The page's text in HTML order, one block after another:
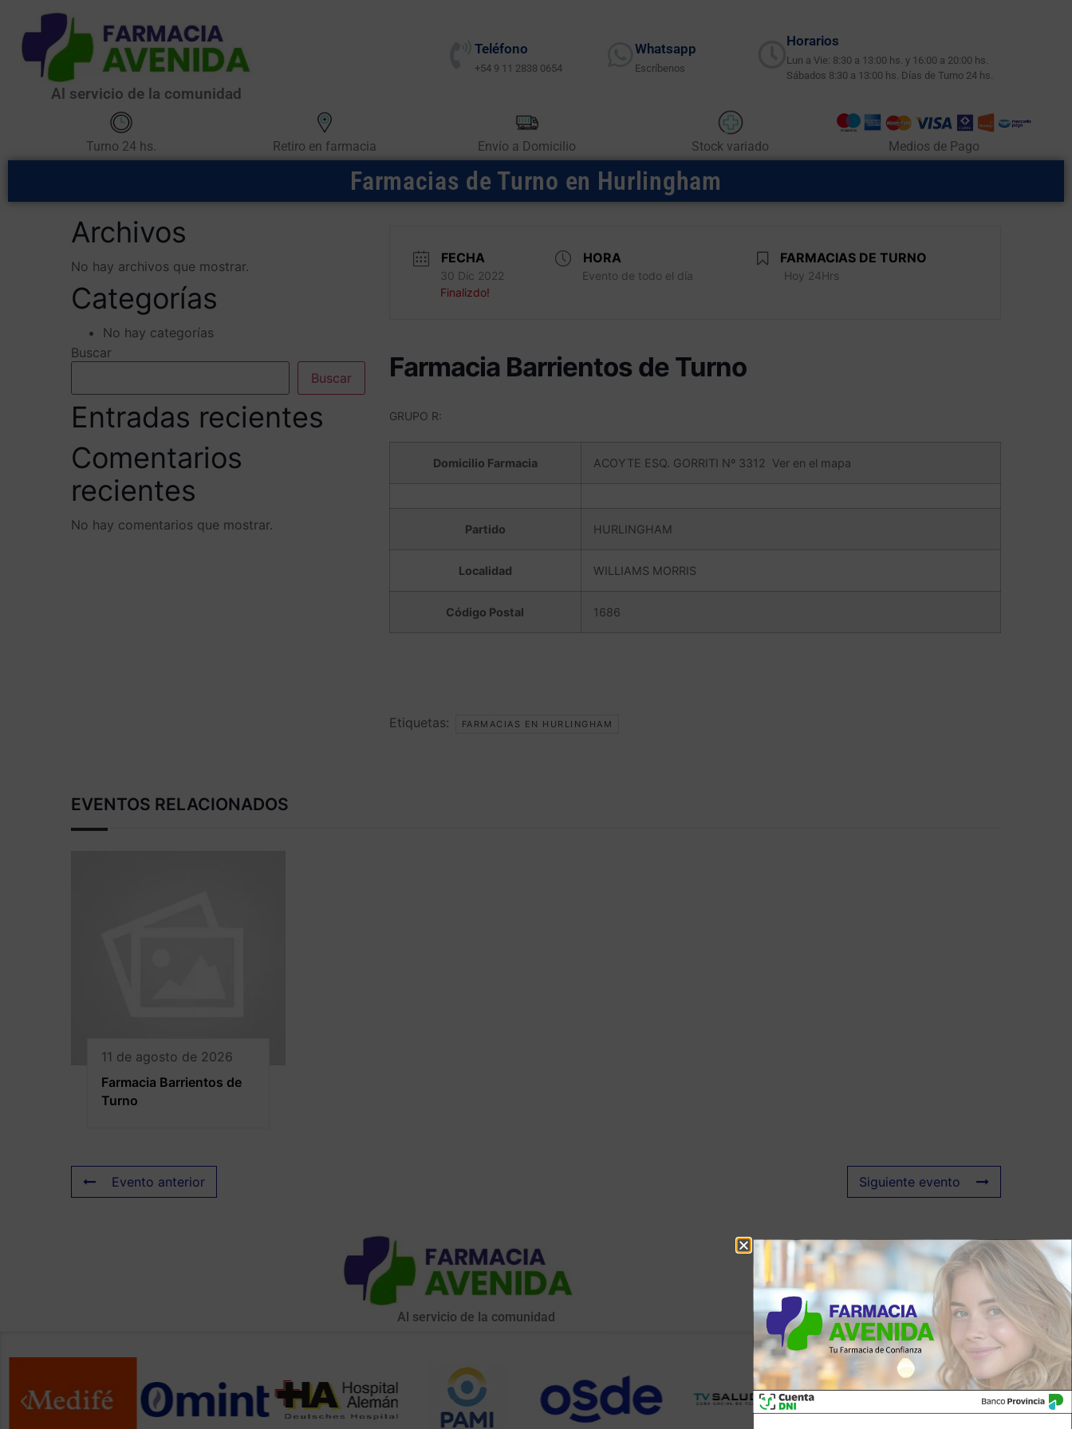
Al servicio de la comunidad
Teléfono
+54 9 11 2838 0654
Whatsapp
Escríbenos
Horarios
Lun a Vie: 8:30 a 13:00 hs. y 16:00 a 20:00 hs.
Sábados 8:30 a 13:00 hs. Días de Turno 24 hs.
Turno 24 hs. Retiro en farmacia Envío a Domicilio Stock variado Medios de Pago
Farmacias de Turno en Hurlingham
Archivos
No hay archivos que mostrar.
Categorías
No hay categorías
Buscar
Buscar
Entradas recientes
Comentarios
recientes
No hay comentarios que mostrar.
FECHA
30 Dic 2022
Finalizdo!
HORA
Evento de todo el día
FARMACIAS DE TURNO
Hoy 24Hrs
Farmacia Barrientos de Turno
GRUPO R:
Domicilio Farmacia ACOYTE ESQ. GORRITI Nº 3312 Ver en el mapa
Partido HURLINGHAM
Localidad WILLIAMS MORRIS
Código Postal 1686
Etiquetas: FARMACIAS EN HURLINGHAM
EVENTOS RELACIONADOS
11 de agosto de 2026
Farmacia Barrientos de
Turno
Evento anterior Siguiente evento
Al servicio de la comunidad